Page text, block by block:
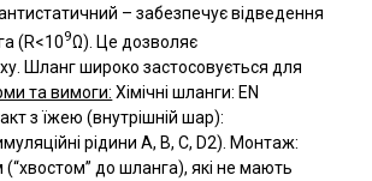
– забезпечує відведення
(R<109Ω). Це дозволяє
Шланг широко застосовується для
та вимоги: Хімічні шланги: EN
з їжею (внутрішній шар):
рідини A, B, C, D2). Монтаж:
до шланга), які не мають